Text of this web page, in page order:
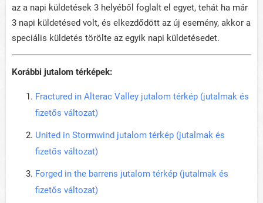
az a napi küldetések 3 helyéből foglalt el egyet, tehát ha már
3 napi küldetésed volt, és elkezdődött az új esemény, akkor a
speciális küldetés törölte az egyik napi küldetésedet.
Korábbi jutalom térképek:
Fractured in Alterac Valley jutalom térkép (jutalmak és
fizetős változat)
United in Stormwind jutalom térkép (jutalmak és
fizetős változat)
Forged in the barrens jutalom térkép (jutalmak és
fizetős változat)